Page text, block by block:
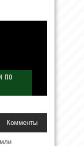
по
Комменты